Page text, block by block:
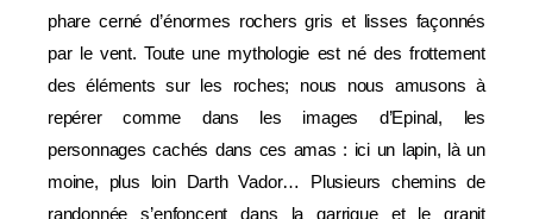
phare cerné d’énormes rochers gris et lisses façonnés
par le vent. Toute une mythologie est né des frottement
des éléments sur les roches; nous nous amusons à
repérer comme dans les images d’Epinal, les
personnages cachés dans ces amas : ici un lapin, là un
moine, plus loin Darth Vador… Plusieurs chemins de
randonnée s’enfoncent dans la garrigue et le granit